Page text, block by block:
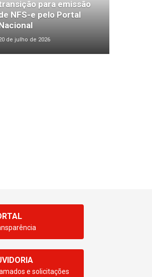
para emissão
NFS-e pelo Portal
de julho de 2026
e solicitações